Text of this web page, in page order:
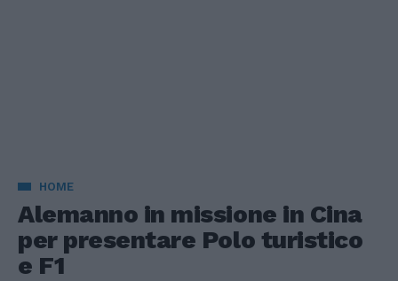
HOME
Alemanno in missione in Cina
per presentare Polo turistico
e F1